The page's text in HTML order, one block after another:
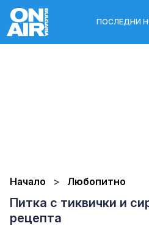
ПОСЛЕДНИ
Начало Любопитно
Питка с тиквички и
рецепта